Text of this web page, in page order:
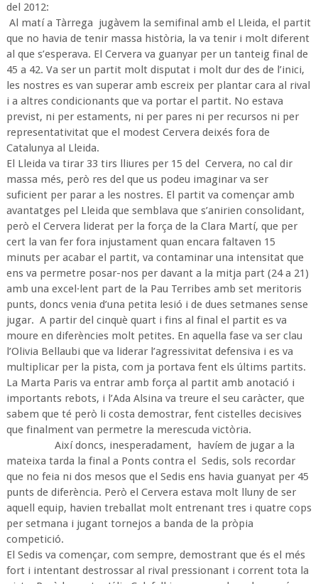
del 2012:
Al matí a Tàrrega jugàvem la semifinal amb el Lleida, el partit
que no havia de tenir massa història, la va tenir i molt diferent
al que s’esperava. El Cervera va guanyar per un tanteig final de
45 a 42. Va ser un partit molt disputat i molt dur des de l’inici,
les nostres es van superar amb escreix per plantar cara al rival
i a altres condicionants que va portar el partit. No estava
previst, ni per estaments, ni per pares ni per recursos ni per
representativitat que el modest Cervera deixés fora de
Catalunya al Lleida.
El Lleida va tirar 33 tirs lliures per 15 del Cervera, no cal dir
massa més, però res del que us podeu imaginar va ser
suficient per parar a les nostres. El partit va començar amb
avantatges pel Lleida que semblava que s’anirien consolidant,
però el Cervera liderat per la força de la Clara Martí, que per
cert la van fer fora injustament quan encara faltaven 15
minuts per acabar el partit, va contaminar una intensitat que
ens va permetre posar-nos per davant a la mitja part (24 a 21)
amb una excel·lent part de la Pau Terribes amb set meritoris
punts, doncs venia d’una petita lesió i de dues setmanes sense
jugar. A partir del cinquè quart i fins al final el partit es va
moure en diferències molt petites. En aquella fase va ser clau
l’Olivia Bellaubi que va liderar l’agressivitat defensiva i es va
multiplicar per la pista, com ja portava fent els últims partits.
La Marta Paris va entrar amb força al partit amb anotació i
importants rebots, i l’Ada Alsina va treure el seu caràcter, que
sabem que té però li costa demostrar, fent cistelles decisives
que finalment van permetre la merescuda victòria.
Així doncs, inesperadament, havíem de jugar a la
mateixa tarda la final a Ponts contra el Sedis, sols recordar
que no feia ni dos mesos que el Sedis ens havia guanyat per 45
punts de diferència. Però el Cervera estava molt lluny de ser
aquell equip, havien treballat molt entrenant tres i quatre cops
per setmana i jugant tornejos a banda de la pròpia
competició.
El Sedis va començar, com sempre, demostrant que és el més
fort i intentant destrossar al rival pressionant i corrent tota la